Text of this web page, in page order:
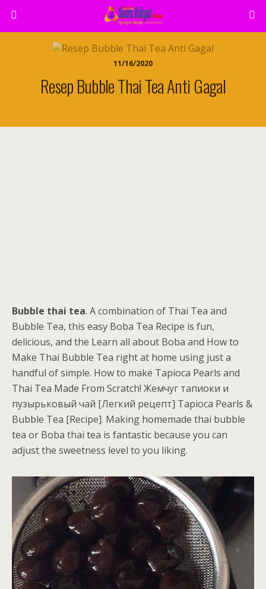
11/16/2020
Resep Bubble Thai Tea Anti Gagal
Bubble thai tea. A combination of Thai Tea and
Bubble Tea, this easy Boba Tea Recipe is fun,
delicious, and the Learn all about Boba and How to
Make Thai Bubble Tea right at home using just a
handful of simple. How to make Tapioca Pearls and
Thai Tea Made From Scratch! Жемчуг тапиоки и
пузырьковый чай [Легкий рецепт] Tapioca Pearls &
Bubble Tea [Recipe]. Making homemade thai bubble
tea or Boba thai tea is fantastic because you can
adjust the sweetness level to you liking.